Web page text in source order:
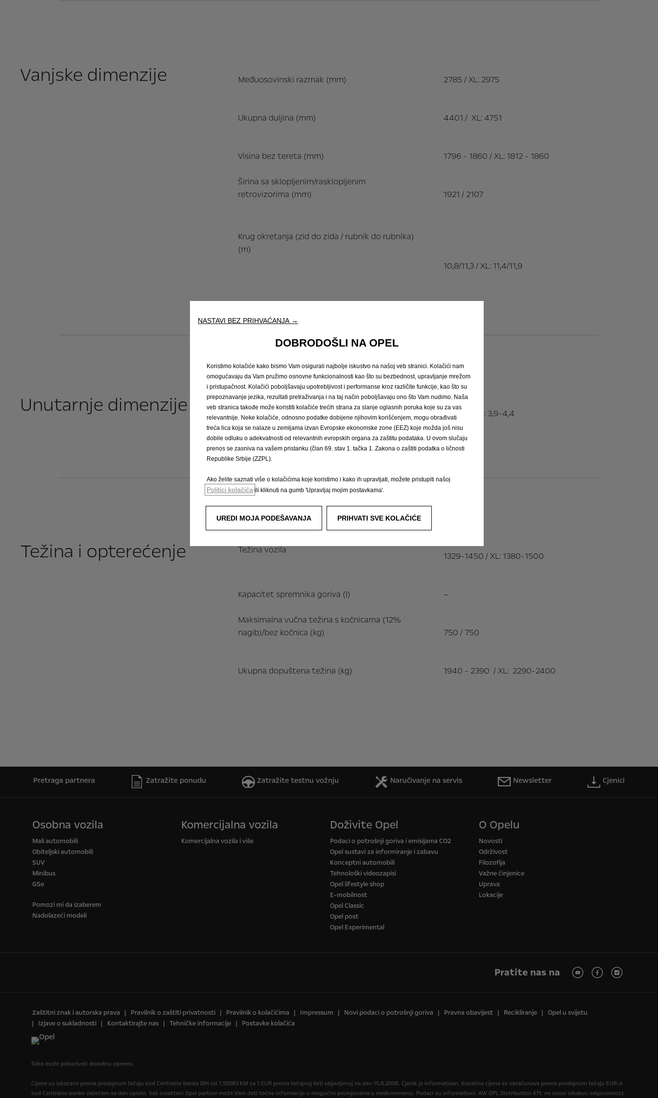
Vanjske dimenzije Međuosovinski razmak (mm) 2785 / XL: 2975
Ukupna duljina (mm) 4401 / XL: 4751
Visina bez tereta (mm) 1796 - 1860 / XL: 1812 - 1860
Širina sa sklopljenim/rasklopljenim
retrovizorima (mm)
1921 / 2107
Krug okretanja (zid do zida / rubnik do rubnika)
(m)
10,8/11,3 / XL: 11,4/11,9
Unutarnje dimenzije
Volumen prtljažnika/tovarnog prostora (ECIE-
mjerna metoda) (m3)
3,3-3,8 / XL: 3,9-4,4
Težina i opterećenje Težina vozila
1329-1450 / XL: 1380-1500
Kapacitet spremnika goriva (l) –
Maksimalna vučna težina s kočnicama (12%
nagib)/bez kočnica (kg)
750 / 750
Ukupna dopuštena težina (kg) 1940 - 2390 / XL: 2290-2400
Pretraga partnera Zatražite ponudu Zatražite testnu vožnju Naručivanje na servis Newsletter Cjenici
Osobna vozila
Mali automobili
Obiteljski automobili
SUV
Minibus
GSe
Pomozi mi da izaberem
Nadolazeći modeli
Komercijalna vozila
Komercijalna vozila i više
Doživite Opel
Podaci o potrošnji goriva i emisijama CO2
Opel sustavi za informiranje i zabavu
Konceptni automobili
Tehnološki videozapisi
Opel lifestyle shop
E-mobilnost
Opel Classic
Opel post
Opel Experimental
O Opelu
Novosti
Održivost
Filozofija
Važne činjenice
Uprava
Lokacije
Pratite nas na
Zaštitni znak i autorska prava Pravilnik o zaštiti privatnosti Pravilnik o kolačićima Impressum Novi podaci o potrošnji goriva Pravna obavijest Recikliranje
Opel u svijetu
Izjave o sukladnosti
Kontaktirajte nas Tehničke informacije Postavke kolačića
Slika može prikazivati dodatnu opremu.
Cijene su iskazane prema prodajnom tečaju kod Centralne banke BIH od 1,95583 KM za 1 EUR prema tečajnoj listi objavljenoj na dan 15.8.2008. Cjenik je informativan. Konačna cijena se obračunava prema prodajnom tečaju EUR-a
kod Centralne banke važećem na dan uplate. Vaš ovlašteni Opel partner može Vam dati točne informacije o mogućim promjenama u međuvremenu. Podaci su informativni. AW OPL Distribution Kft. ne snosi nikakvu odgovornost.
NASTAVI BEZ PRIHVAĆANJA →
DOBRODOŠLI NA OPEL
Koristimo kolačiće kako bismo Vam osigurali najbolje iskustvo na našoj veb stranici. Kolačići nam
omogućavaju da Vam pružimo osnovne funkcionalnosti kao što su bezbednost, upravljanje mrežom
i pristupačnost. Kolačići poboljšavaju upotrebljivost i performanse kroz različite funkcije, kao što su
prepoznavanje jezika, rezultati pretraživanja i na taj način poboljšavaju ono što Vam nudimo. Naša
veb stranica takođe može koristiti kolačiće trećih strana za slanje oglasnih poruka koje su za vas
relevantnije. Neke kolačiće, odnosno podatke dobijene njihovim korišćenjem, mogu obrađivati
treća lica koja se nalaze u zemljama izvan Evropske ekonomske zone (EEZ) koje možda još nisu
dobile odluku o adekvatnosti od relevantnih evropskih organa za zaštitu podataka. U ovom slučaju
prenos se zasniva na vašem pristanku (član 69. stav 1. tačka 1. Zakona o zaštiti podatka o ličnosti
Republike Srbije (ZZPL).
Ako želite saznati više o kolačićima koje koristimo i kako ih upravljati, možete pristupiti našoj
Politici kolačića ili kliknuti na gumb 'Upravljaj mojim postavkama'.
UREDI MOJA PODEŠAVANJA PRIHVATI SVE KOLAČIĆE